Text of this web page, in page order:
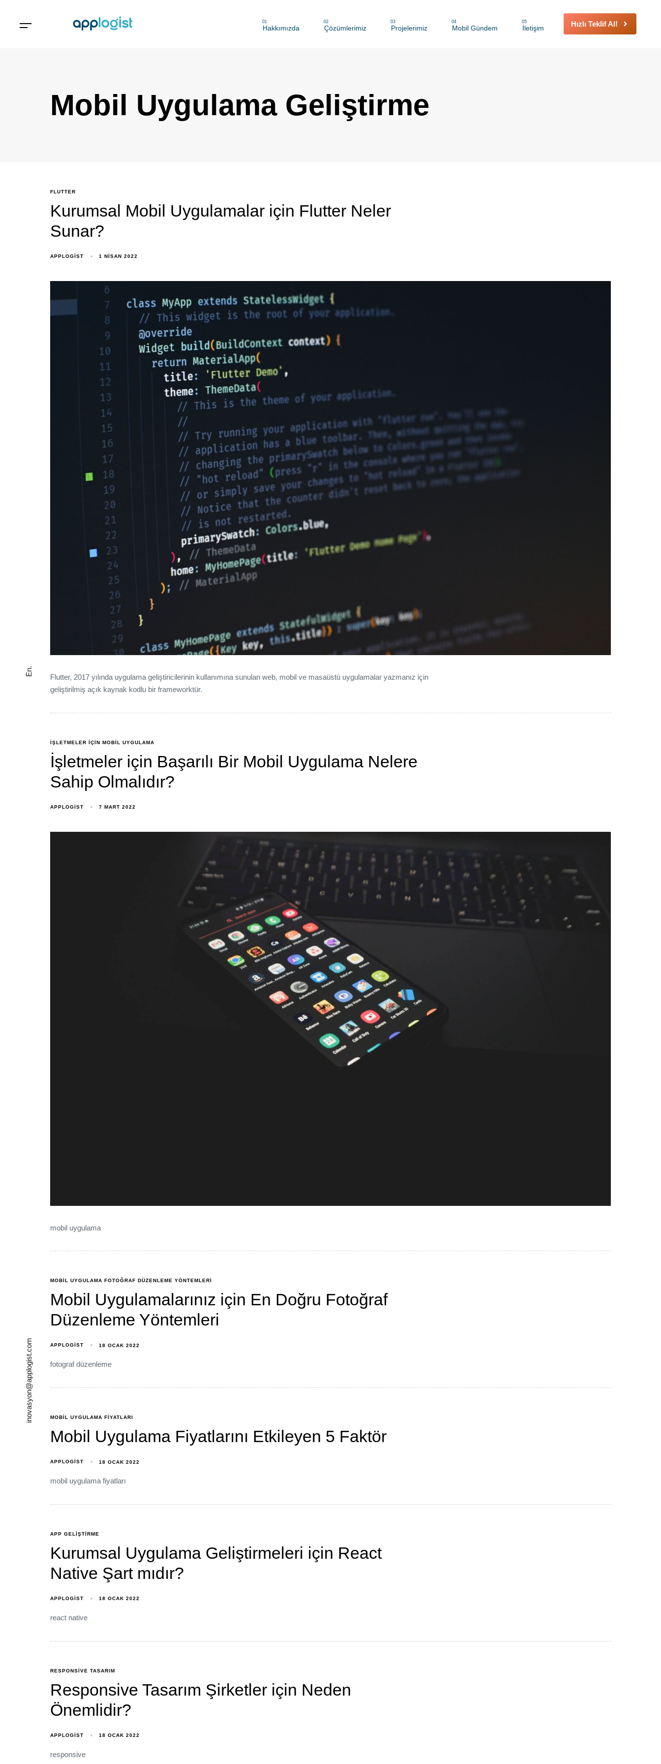
Hakkımızda
01
Çözümlerimiz
02
Projelerimiz
03
Mobil Gündem
04
İletişim
05 Hızlı Teklif Al!
En.
inovasyon@applogist.com
Mobil Uygulama Geliştirme
FLUTTER
Kurumsal Mobil Uygulamalar için Flutter Neler
Sunar?
APPLOGIST 1 NISAN 2022
Flutter, 2017 yılında uygulama geliştiricilerinin kullanımına sunulan web, mobil ve masaüstü uygulamalar yazmanız için
geliştirilmiş açık kaynak kodlu bir frameworktür.
IŞLETMELER IÇIN MOBIL UYGULAMA
İşletmeler için Başarılı Bir Mobil Uygulama Nelere
Sahip Olmalıdır?
APPLOGIST 7 MART 2022
mobil uygulama
MOBIL UYGULAMA FOTOĞRAF DÜZENLEME YÖNTEMLERI
Mobil Uygulamalarınız için En Doğru Fotoğraf
Düzenleme Yöntemleri
APPLOGIST 18 OCAK 2022
fotograf düzenleme
MOBIL UYGULAMA FIYATLARI
Mobil Uygulama Fiyatlarını Etkileyen 5 Faktör
APPLOGIST 18 OCAK 2022
mobil uygulama fiyatları
APP GELIŞTIRME
Kurumsal Uygulama Geliştirmeleri için React
Native Şart mıdır?
APPLOGIST 18 OCAK 2022
react native
RESPONSIVE TASARIM
Responsive Tasarım Şirketler için Neden
Önemlidir?
APPLOGIST 18 OCAK 2022
responsive